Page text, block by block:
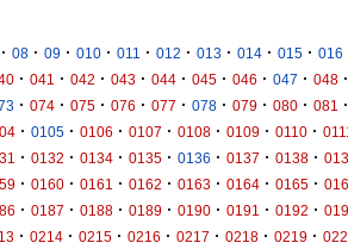
· 08 · 09 · 010 · 011 · 012 · 013 · 014 · 015 · 016
· 041 · 042 · 043 · 044 · 045 · 046 · 047 · 048 ·
· 074 · 075 · 076 · 077 · 078 · 079 · 080 · 081 ·
· 0105 · 0106 · 0107 · 0108 · 0109 · 0110 ·
· 0132 · 0134 · 0135 · 0136 · 0137 · 0138 ·
· 0160 · 0161 · 0162 · 0163 · 0164 · 0165 ·
· 0187 · 0188 · 0189 · 0190 · 0191 · 0192 ·
· 0214 · 0215 · 0216 · 0217 · 0218 · 0219 ·